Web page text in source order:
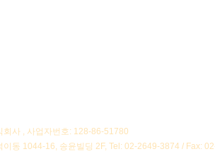
회사 , 사업자번호: 128-86-51780
이동 1044-16, 송윤빌딩 2F, Tel: 02-2649-3874 / Fax: